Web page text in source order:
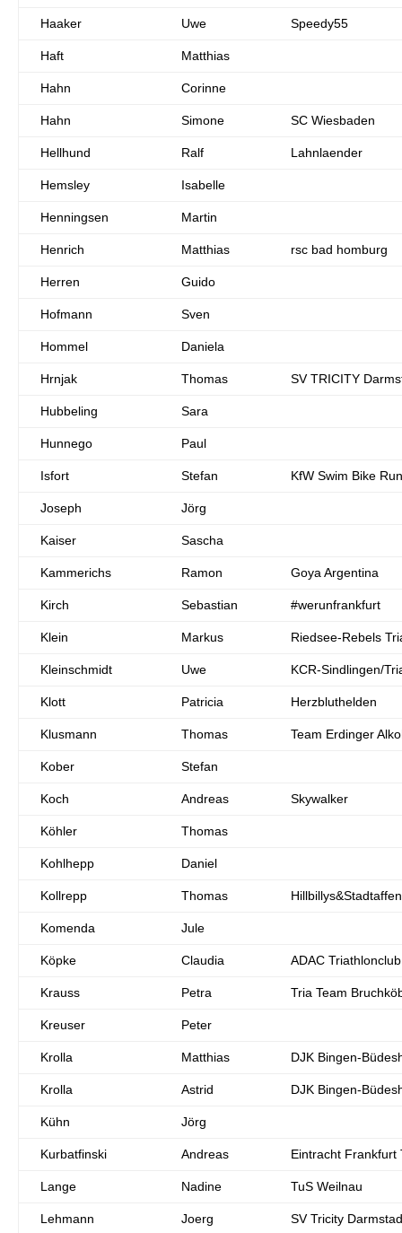
Haaker Uwe Speedy55
Haft Matthias
Hahn Corinne
Hahn Simone SC Wiesbaden
Hellhund Ralf Lahnlaender
Hemsley Isabelle
Henningsen Martin
Henrich Matthias rsc bad homburg
Herren Guido
Hofmann Sven
Hommel Daniela
Hrnjak Thomas SV TRICITY
Hubbeling Sara
Hunnego Paul
Isfort Stefan KfW Swim Bike Run
Joseph Jörg
Kaiser Sascha
Kammerichs Ramon Goya Argentina
Kirch Sebastian #werunfrankfurt
Klein Markus Riedsee-Rebels
Kleinschmidt Uwe KCR-Sindlingen/
Klott Patricia Herzbluthelden
Klusmann Thomas Team Erdinger
Kober Stefan
Koch Andreas Skywalker
Köhler Thomas
Kohlhepp Daniel
Kollrepp Thomas Hillbillys&Stadtaffen
Komenda Jule
Köpke Claudia ADAC
Krauss Petra Tria Team
Kreuser Peter
Krolla Matthias DJK Bingen-
Krolla Astrid DJK Bingen-
Kühn Jörg
Kurbatfinski Andreas Eintracht Frankfurt
Lange Nadine TuS Weilnau
Lehmann Joerg SV Tricity